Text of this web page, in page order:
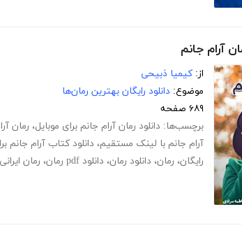
آرام جانم
از: کیمیا ذبیحی
موضوع: دانلود رایگان بهترین رمان‌ها
۶۸۹ صفحه
برچسب‌ها: دانلود رمان آرام جانم برای موبایل، رمان
آرام جانم با لینک مستقیم، دانلود کتاب آرام جانم
رایگان، رمان، دانلود رمان، دانلود pdf رمان ، رمان ایرانی pdf